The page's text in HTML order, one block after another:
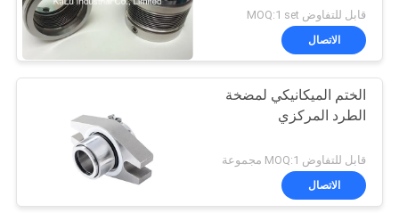
قابل للتفاوض MOQ:1 set
الاتصال
الختم الميكانيكي لمضخة
الطرد المركزي
قابل للتفاوض MOQ:1 مجموعة
الاتصال